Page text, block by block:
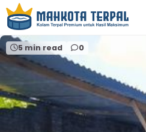
Home alat perikanan malang.
5 min read 0